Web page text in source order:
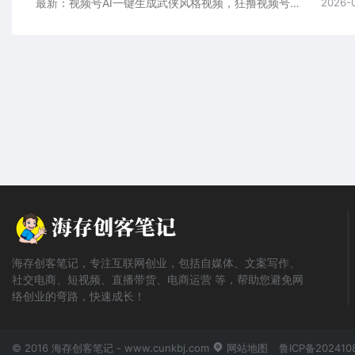
最新：视频号AI一键生成武侠风格视频，狂撸视频号分成收益，学完轻松日入1000+ 2026-
海存创客笔记，专注互联网创业，包括自媒体、文案写作、
社交电商、短视频、直播带货、电商运营 等，帮助您避免网
络创业的弯路，快速成长！
© 2016 海存创客笔记 - www.cunkbj.com 网站地图 鲁ICP备